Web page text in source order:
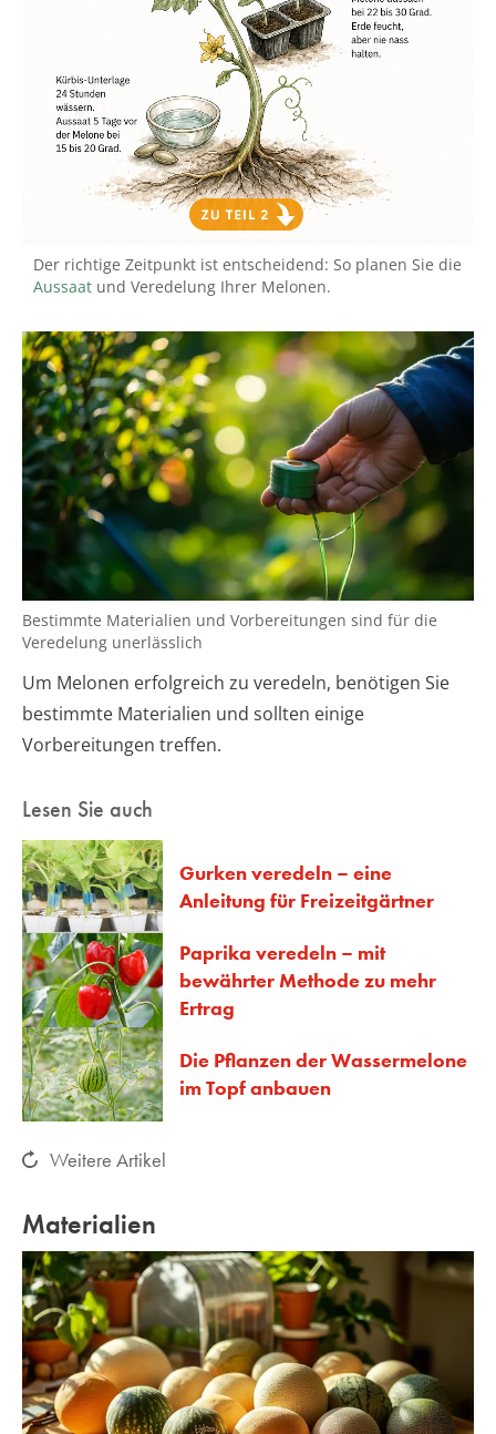
Der richtige Zeitpunkt ist entscheidend: So planen Sie die
Aussaat und Veredelung Ihrer Melonen.
Bestimmte Materialien und Vorbereitungen sind für die
Veredelung unerlässlich
Um Melonen erfolgreich zu veredeln, benötigen Sie
bestimmte Materialien und sollten einige
Vorbereitungen treffen.
Lesen Sie auch
Gurken veredeln – eine
Anleitung für Freizeitgärtner
Paprika veredeln – mit
bewährter Methode zu mehr
Ertrag
Die Pflanzen der Wassermelone
im Topf anbauen
Weitere Artikel
Materialien